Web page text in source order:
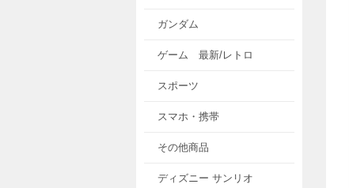
ガンダム
ゲーム 最新/レトロ
スポーツ
スマホ・携帯
その他商品
ディズニー サンリオ